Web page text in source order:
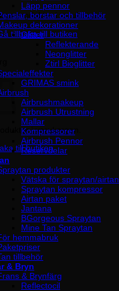
produkter i varukorgen.
tillbaka till butiken
i varukorgen.
till butiken
Läpp pennor
borstar och tillbehör
dekorationer
Glitter
Reflekterande
Neonglitter
Ztirl Bioglitter
GRIMAS smink
Airbrushmakeup
Airbrush Utrustning
Mallar
Kompressorer
Airbrush Pennor
Reservdelar
produkter
Vätska för spraytan/airtan
Spraytan kompressor
Airtan paket
Jantana
BGorgeous Spraytan
Mine Tan Spraytan
hemmabruk
tillbehör
& Bryn
& Brynfärg
Reflectocil